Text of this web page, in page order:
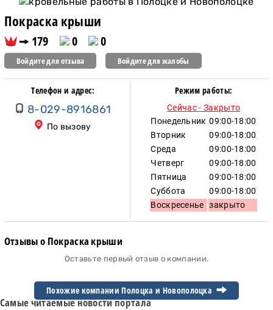
Покраска крыши
179 0 0
Войдите для отзыва Войдите для жалобы
Телефон и адрес:
8-029-8916861
По вызову
Режим работы:
Сейчас - Закрыто
Понедельник 09:00-18:00
Вторник
09:00-18:00
Среда
09:00-18:00
Четверг
09:00-18:00
Пятница
09:00-18:00
Суббота
09:00-18:00
Воскресенье закрыто
Отзывы о Покраска крыши
Оставьте первый отзыв о компании.
Похожие компании Полоцка и Новополоцка
Самые читаемые новости портала